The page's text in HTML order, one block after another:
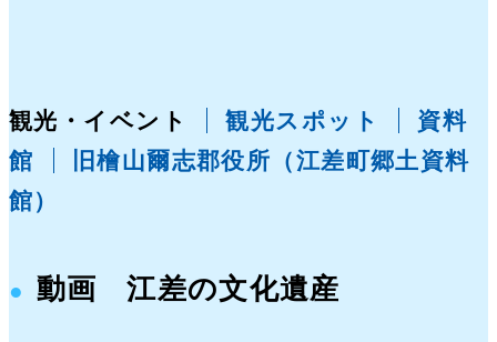
観光・イベント 観光スポット
資料
館
旧檜山爾志郡役所（江差町郷土資料
館）
動画 江差の文化遺産